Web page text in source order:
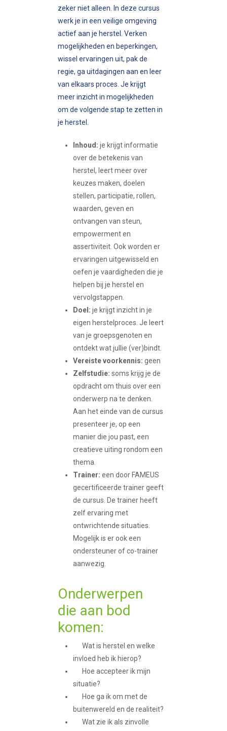
zeker niet alleen. In deze cursus
werk je in een veilige omgeving
actief aan je herstel. Verken
mogelijkheden en beperkingen,
wissel ervaringen uit, pak de
regie, ga uitdagingen aan en leer
van elkaars proces. Je krijgt
meer inzicht in mogelijkheden
om de volgende stap te zetten in
je herstel.
Inhoud: je krijgt informatie
over de betekenis van
herstel, leert meer over
keuzes maken, doelen
stellen, participatie, rollen,
waarden, geven en
ontvangen van steun,
empowerment en
assertiviteit. Ook worden er
ervaringen uitgewisseld en
oefen je vaardigheden die je
helpen bij je herstel en
vervolgstappen.
Doel: je krijgt inzicht in je
eigen herstelproces. Je leert
van je groepsgenoten en
ontdekt wat jullie (ver)bindt.
Vereiste voorkennis: geen
Zelfstudie: soms krijg je de
opdracht om thuis over een
onderwerp na te denken.
Aan het einde van de cursus
presenteer je, op een
manier die jou past, een
creatieve uiting rondom een
thema.
Trainer: een door FAMEUS
gecertificeerde trainer geeft
de cursus. De trainer heeft
zelf ervaring met
ontwrichtende situaties.
Mogelijk is er ook een
ondersteuner of co-trainer
aanwezig.
Onderwerpen
die aan bod
komen:
Wat is herstel en welke
invloed heb ik hierop?
Hoe accepteer ik mijn
situatie?
Hoe ga ik om met de
buitenwereld en de realiteit?
Wat zie ik als zinvolle